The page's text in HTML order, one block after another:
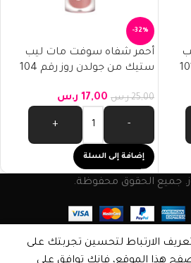
-32%
أحمر شفاه سوفت مات ليب
ستيك من جولدن روز رقم 104
25,00 ر.س 17,00 ر.س
-
+
إضافة إلى السلة
جميع الحقوق محفوظة.
الارتباط لتحسين تجربتك على